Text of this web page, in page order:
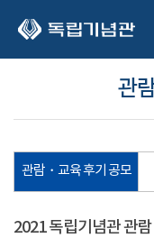
관
관람・교육 후기 공모
2021 독립기념관 관